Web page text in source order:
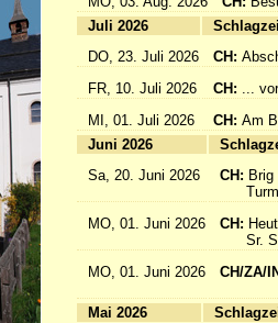
Juli 2026
DO, 23. Juli 2026
CH:
FR, 10. Juli 2026
CH: ...
MI, 01. Juli 2026
CH: Am
Juni 2026
Sa, 20. Juni 2026
CH:
MO, 01. Juni 2026
CH:
Sr.
MO, 01. Juni 2026
CH/ZA/
Mai 2026